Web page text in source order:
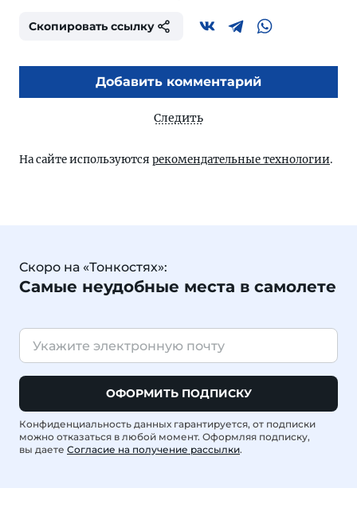
Скопировать ссылку
Добавить комментарий
Следить
На сайте используются рекомендательные технологии.
Скоро на «Тонкостях»:
Самые неудобные места в самолете
ОФОРМИТЬ ПОДПИСКУ
Конфиденциальность данных гарантируется, от подписки
можно отказаться в любой момент. Оформляя подписку,
вы даете Согласие на получение рассылки.